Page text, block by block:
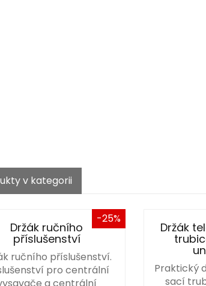
v kategorii
-25%
Držák ručního
příslušenství
ručního příslušenství.
pro centrální
a centrální
Držák
Praktický
sací